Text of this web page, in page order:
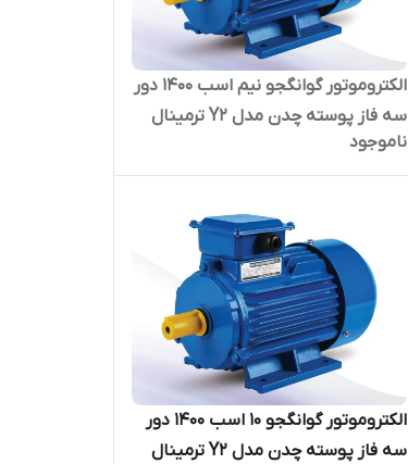
الکتروموتور گوانگجو نیم اسب 1400 دور
سه فاز پوسته چدن مدل Y2 ترمینال
بالا
ناموجود
الکتروموتور گوانگجو 10 اسب 1400 دور
سه فاز پوسته چدن مدل Y2 ترمینال